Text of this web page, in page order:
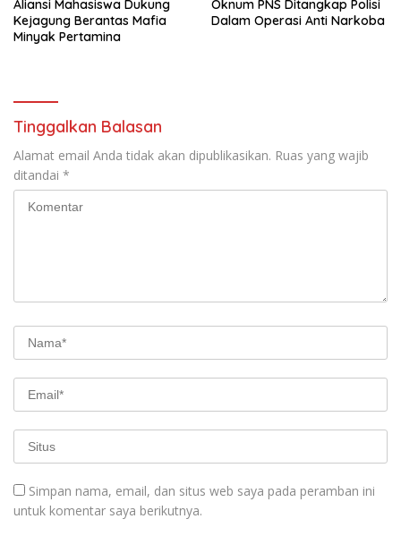
‎Aliansi Mahasiswa Dukung
Kejagung Berantas Mafia
Minyak Pertamina
Oknum PNS Ditangkap Polisi
Dalam Operasi Anti Narkoba
Tinggalkan Balasan
Alamat email Anda tidak akan dipublikasikan. Ruas yang wajib
ditandai *
Simpan nama, email, dan situs web saya pada peramban ini
untuk komentar saya berikutnya.